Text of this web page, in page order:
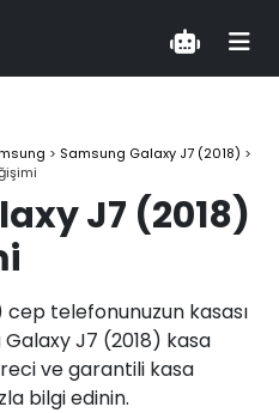
> Samsung Galaxy J7 (2018) >
J7 (2018)
cep telefonunuzun kasası
J7 (2018) kasa
ve garantili kasa
bilgi edinin.